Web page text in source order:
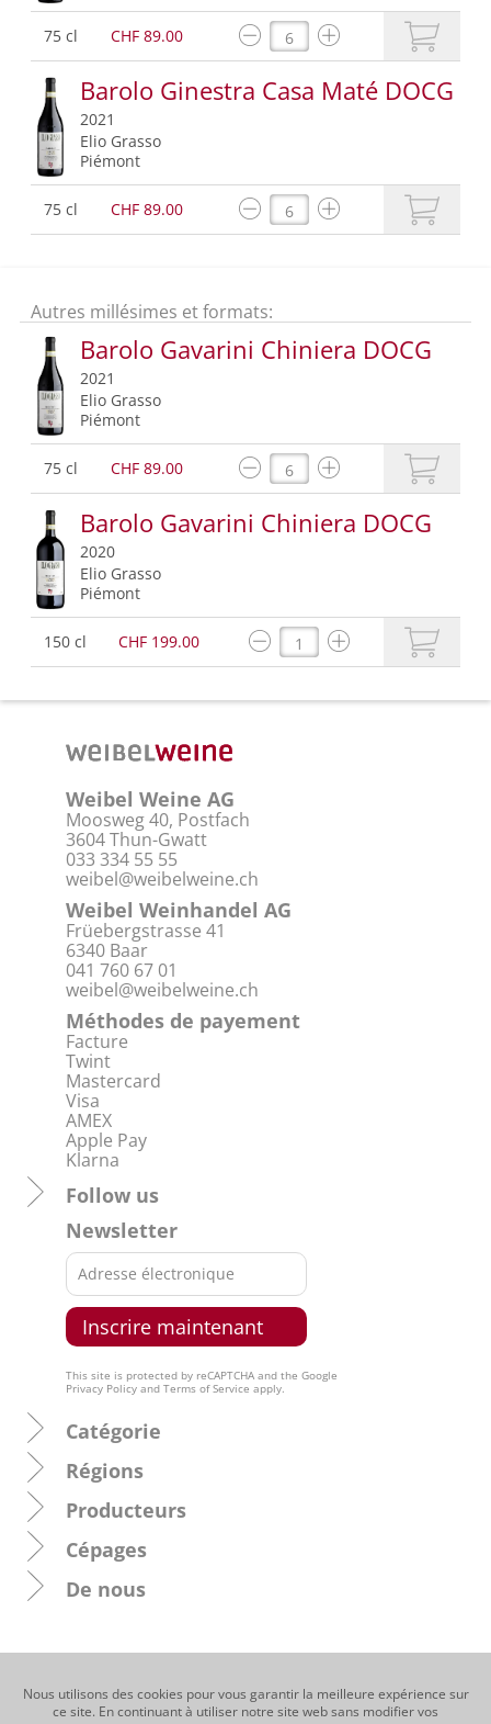
Nous utilisons des cookies pour vous garantir la meilleure expérience sur
ce site. En continuant à utiliser notre site web sans modifier vos
75 cl CHF 89.00
Barolo Ginestra Casa Maté DOCG
2021
Elio Grasso
Piémont
75 cl CHF 89.00
Autres millésimes et formats:
Barolo Gavarini Chiniera DOCG
2021
Elio Grasso
Piémont
75 cl CHF 89.00
Barolo Gavarini Chiniera DOCG
2020
Elio Grasso
Piémont
150 cl CHF 199.00
Weibel Weine AG
Moosweg 40, Postfach
3604 Thun-Gwatt
033 334 55 55
weibel@weibelweine.ch
Weibel Weinhandel AG
Früebergstrasse 41
6340 Baar
041 760 67 01
weibel@weibelweine.ch
Méthodes de payement
Facture
Twint
Mastercard
Visa
AMEX
Apple Pay
Klarna
Follow us
Newsletter
This site is protected by reCAPTCHA and the Google
Privacy Policy and Terms of Service apply.
Catégorie
Régions
Producteurs
Cépages
De nous